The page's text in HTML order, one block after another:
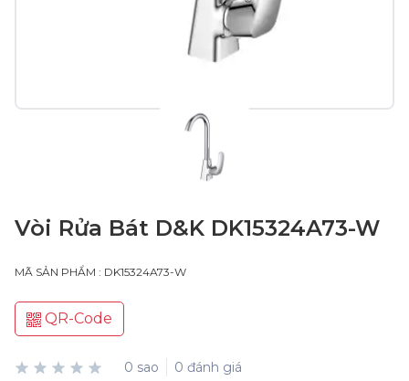
Vòi Rửa Bát D&K DK15324A73-W
MÃ SẢN PHẨM : DK15324A73-W
QR-Code
0 sao 0 đánh giá